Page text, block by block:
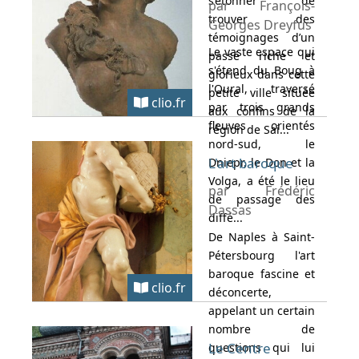
trouver des
témoignages d’un
passé riche et
glorieux dans cette
petite ville située
aux confins de la
région de Sai...
clio.fr
par François-
Georges Dreyfus
Le vaste espace qui
s'étend du Boug à
l'Oural, traversé
par trois grands
fleuves orientés
nord-sud, le
Dniepr, le Don et la
Volga, a été le lieu
de passage des
diffé...
clio.fr
L'art baroque
par Frédéric
Dassas
De Naples à Saint-
Pétersbourg l'art
baroque fascine et
déconcerte,
appelant un certain
nombre de
questions qui lui
Le Centre